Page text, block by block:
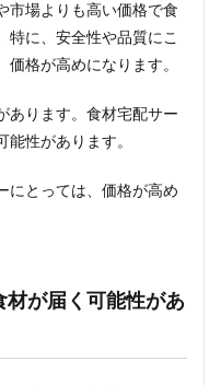
市場よりも高い価格で食
特に、安全性や品質にこ
格が高めになります。
あります。食材宅配サー
能性があります。
にとっては、価格が高め
材が届く可能性があ